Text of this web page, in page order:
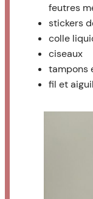
feutres
stickers
colle
ciseaux
tampons
fil et